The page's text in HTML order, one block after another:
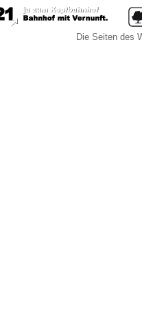
Die Seiten des